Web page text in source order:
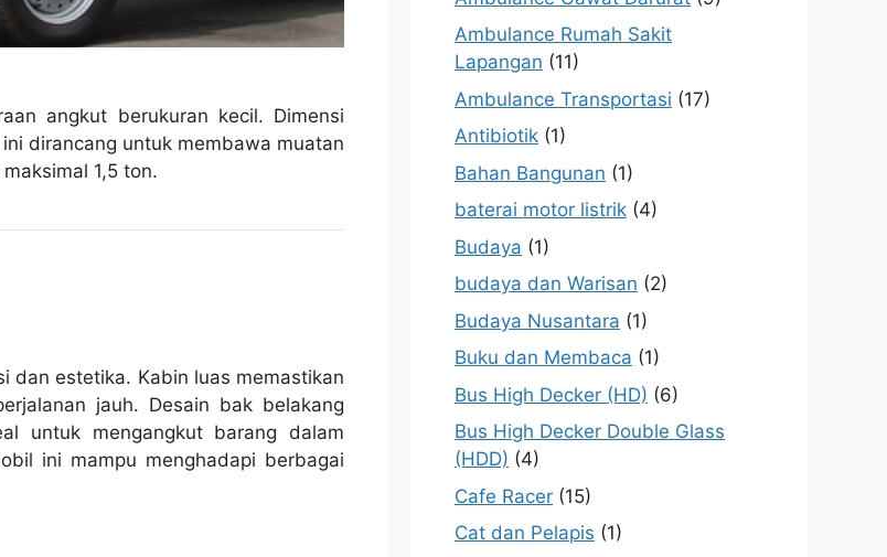
angkut berukuran kecil. Dimensi
dirancang untuk membawa muatan
1,5 ton.
dan estetika. Kabin luas memastikan
jauh. Desain bak belakang
untuk mengangkut barang dalam
ini mampu menghadapi berbagai
Ambulance Rumah Sakit
Lapangan (11)
Ambulance Transportasi (17)
Antibiotik (1)
Bahan Bangunan (1)
baterai motor listrik (4)
Budaya (1)
budaya dan Warisan (2)
Budaya Nusantara (1)
Buku dan Membaca (1)
Bus High Decker (HD) (6)
Bus High Decker Double Glass
(HDD) (4)
Cafe Racer (15)
Cat dan Pelapis (1)